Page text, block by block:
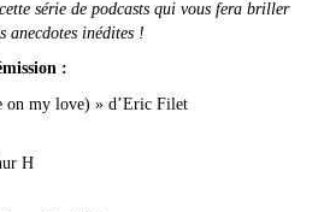
série de podcasts qui vous fera briller
anecdotes inédites !
:
on my love) » d’Eric Filet
H